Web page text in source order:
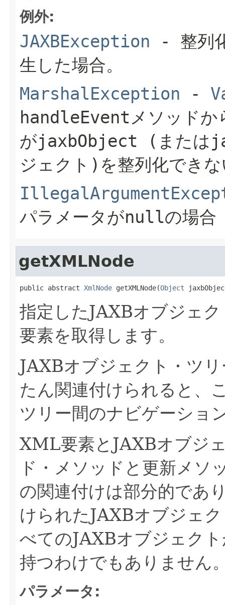
例外:
JAXBException - 整列
生した場合。
MarshalException -
handleEvent メソッド
がjaxbObject (または
ジェクト)を整列化でき
パラメータがnullの場合
getXMLNode
public abstract XmlNode getXMLNode(Object
指定したJAXBオブジェ
要素を取得します。
JAXBオブジェクト・ツ
たん関連付けられると、
ツリー間のナビゲーショ
XML要素とJAXBオブジ
ド・メソッドと更新メソ
の関連付けは部分的であ
けられたJAXBオブジェ
べてのJAXBオブジェク
持つわけでもありません
パラメータ: